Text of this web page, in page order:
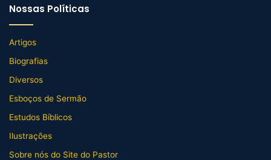
Nossas Políticas
Artigos
Biografias
Diversos
Esboços de Sermão
Estudos Bíblicos
Ilustrações
Sobre nós do Site do Pastor